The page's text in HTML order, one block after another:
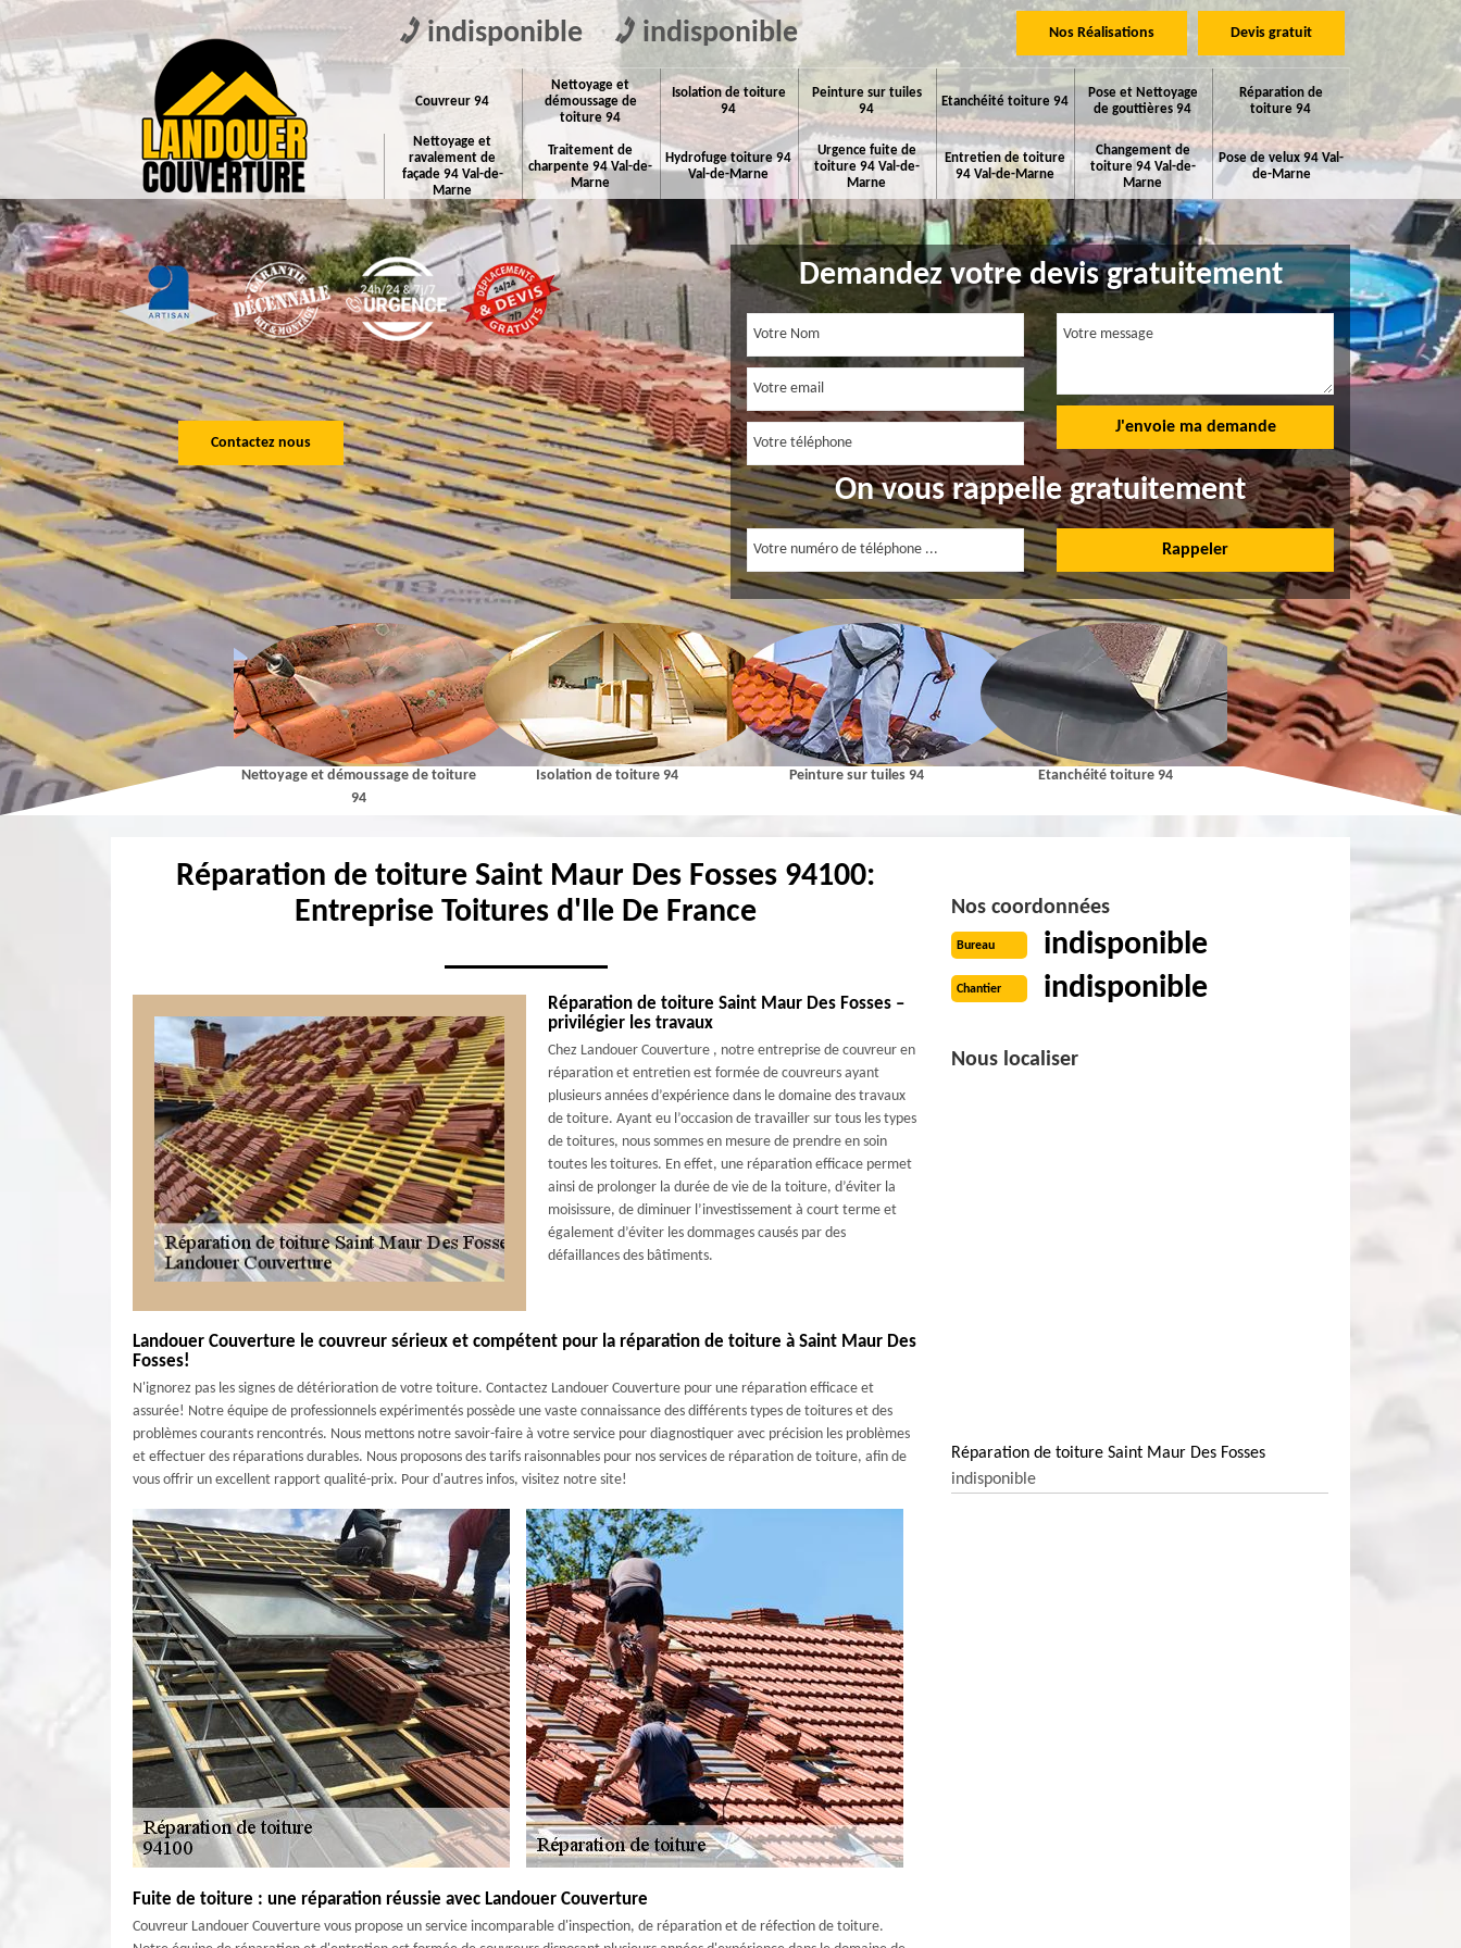
indisponible indisponible Nos Réalisations Devis gratuit
Couvreur 94
Nettoyage et
démoussage de
toiture 94
Isolation de toiture
94
Peinture sur tuiles
94
Etanchéité toiture 94
Pose et Nettoyage
de gouttières 94
Réparation de
toiture 94
Nettoyage et
ravalement de
façade 94 Val-de-
Marne
Traitement de
charpente 94 Val-de-
Marne
Hydrofuge toiture 94
Val-de-Marne
Urgence fuite de
toiture 94 Val-de-
Marne
Entretien de toiture
94 Val-de-Marne
Changement de
toiture 94 Val-de-
Marne
Pose de velux 94 Val-
de-Marne
Contactez nous
Demandez votre devis gratuitement
On vous rappelle gratuitement
Couvreur 94
Nettoyage et démoussage de toiture
94
Isolation de toiture 94 Peinture sur tuiles 94 Etanchéité toiture 94 Pose et Nettoyage de gouttières
Réparation de toiture Saint Maur Des Fosses 94100:
Entreprise Toitures d'Ile De France
Réparation de toiture Saint Maur Des Fosses –
privilégier les travaux
Chez Landouer Couverture , notre entreprise de couvreur en
réparation et entretien est formée de couvreurs ayant
plusieurs années d’expérience dans le domaine des travaux
de toiture. Ayant eu l’occasion de travailler sur tous les types
de toitures, nous sommes en mesure de prendre en soin
toutes les toitures. En effet, une réparation efficace permet
ainsi de prolonger la durée de vie de la toiture, d’éviter la
moisissure, de diminuer l’investissement à court terme et
également d’éviter les dommages causés par des
défaillances des bâtiments.
Landouer Couverture le couvreur sérieux et compétent pour la réparation de toiture à Saint Maur Des
Fosses!
N'ignorez pas les signes de détérioration de votre toiture. Contactez Landouer Couverture pour une réparation efficace et
assurée! Notre équipe de professionnels expérimentés possède une vaste connaissance des différents types de toitures et des
problèmes courants rencontrés. Nous mettons notre savoir-faire à votre service pour diagnostiquer avec précision les problèmes
et effectuer des réparations durables. Nous proposons des tarifs raisonnables pour nos services de réparation de toiture, afin de
vous offrir un excellent rapport qualité-prix. Pour d'autres infos, visitez notre site!
Fuite de toiture : une réparation réussie avec Landouer Couverture
Couvreur Landouer Couverture vous propose un service incomparable d'inspection, de réparation et de réfection de toiture.
Nos coordonnées
Bureau indisponible
Chantier indisponible
Nous localiser
Réparation de toiture Saint Maur Des Fosses
indisponible